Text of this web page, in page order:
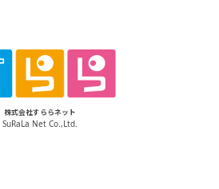
株式会社すららネット
SuRaLa Net Co.,Ltd.